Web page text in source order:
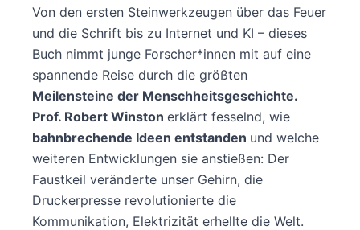
Von den ersten Steinwerkzeugen über das Feuer
und die Schrift bis zu Internet und KI – dieses
Buch nimmt junge Forscher*innen mit auf eine
spannende Reise durch die größten
Meilensteine der Menschheitsgeschichte.
Prof. Robert Winston erklärt fesselnd, wie
bahnbrechende Ideen entstanden und welche
weiteren Entwicklungen sie anstießen: Der
Faustkeil veränderte unser Gehirn, die
Druckerpresse revolutionierte die
Kommunikation, Elektrizität erhellte die Welt.